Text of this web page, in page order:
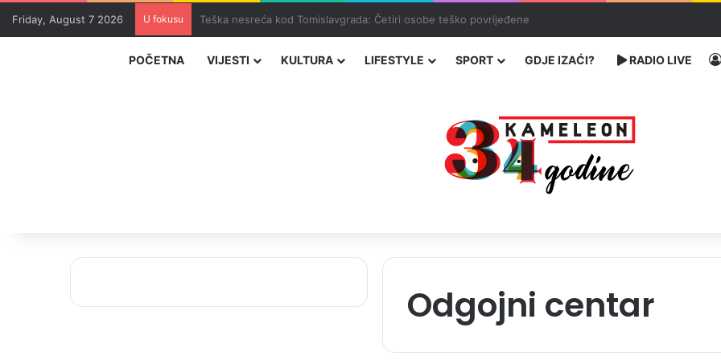
Friday, August 7 2026 U fokusu Uhapšeni organizatori krijumčarenja migranata preko BiH i Balkana
POČETNA VIJESTI KULTURA LIFESTYLE SPORT GDJE IZAĆI? RADIO LIVE
Odgojni centar